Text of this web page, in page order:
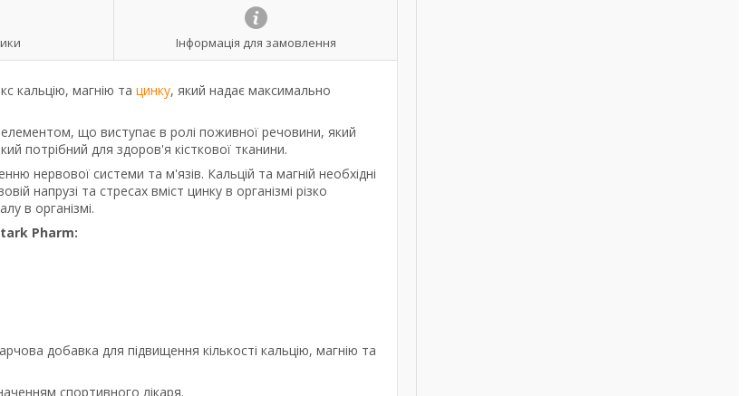
Інформація для замовлення
кальцію, магнію та цинку, який надає максимально
що виступає в ролі поживної речовини, який
потрібний для здоров'я кісткової тканини.
нервової системи та м'язів. Кальцій та магній необхідні
напрузі та стресах вміст цинку в організмі різко
в організмі.
Pharm:
добавка для підвищення кількості кальцію, магнію та
спортивного лікаря.